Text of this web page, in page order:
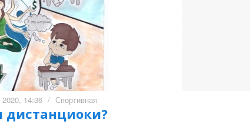
2020, 14:36 / Спортивная
дистанциоки?